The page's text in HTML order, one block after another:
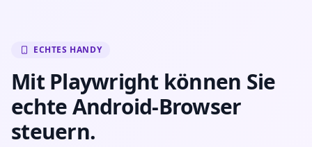
ECHTES HANDY
Mit Playwright können Sie
echte Android-Browser
steuern.